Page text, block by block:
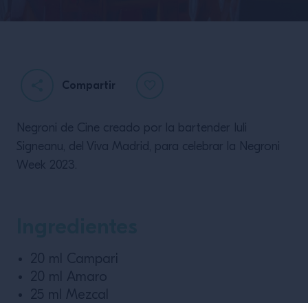
Bosque
VER LA RECETA
Compartir
Negroni de Cine creado por la bartender Iuli
Signeanu, del Viva Madrid, para celebrar la Negroni
Week 2023.
20 ml Campari
20 ml Amaro
25 ml Mezcal